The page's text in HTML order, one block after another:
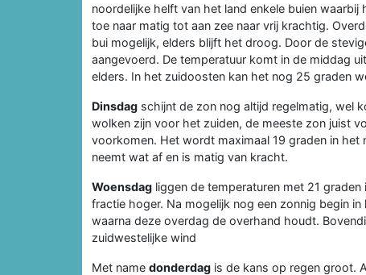
noordelijke helft van het land enkele buien
toe naar matig tot aan zee naar vrij krachtig.
bui mogelijk, elders blijft het droog. Door de
aangevoerd. De temperatuur komt in de middag
elders. In het zuidoosten kan het nog 25 graden
Dinsdag schijnt de zon nog altijd regelmatig, wel
wolken zijn voor het zuiden, de meeste zon juist
voorkomen. Het wordt maximaal 19 graden in
neemt wat af en is matig van kracht.
Woensdag liggen de temperaturen met 21
fractie hoger. Na mogelijk nog een zonnig begin
waarna deze overdag de overhand houdt.
zuidwestelijke wind
Met name donderdag is de kans op regen groot.